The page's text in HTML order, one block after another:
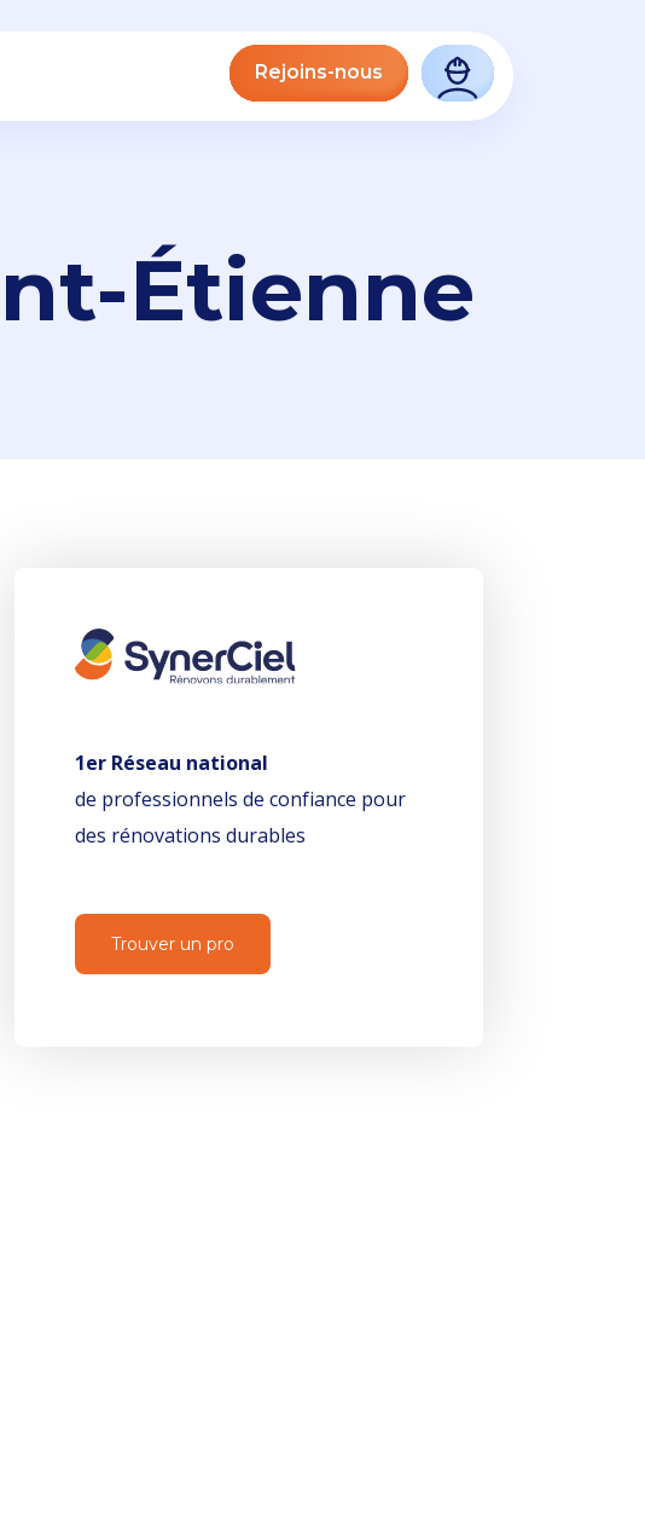
Rejoins-nous
Étienne
1er Réseau national
de professionnels de confiance pour
des rénovations durables
Trouver un pro